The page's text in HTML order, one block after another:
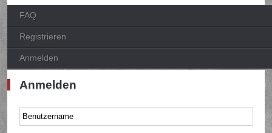
FAQ
Registrieren
Anmelden
Anmelden